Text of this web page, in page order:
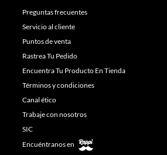
Preguntas frecuentes
Servicio al cliente
Puntos de venta
Rastrea Tu Pedido
Encuentra Tu Producto En Tienda
Términos y condiciones
Canal ético
Trabaje con nosotros
SIC
Encuéntranos en